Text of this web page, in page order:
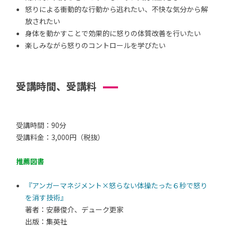
怒りによる衝動的な行動から逃れたい、不快な気分から解
放されたい
身体を動かすことで効果的に怒りの体質改善を行いたい
楽しみながら怒りのコントロールを学びたい
受講時間、受講料
受講時間：90分
受講料金：3,000円（税抜）
推薦図書
『アンガーマネジメント×怒らない体操たった６秒で怒り
を消す技術』
著者：安藤俊介、デューク更家
出版：集英社